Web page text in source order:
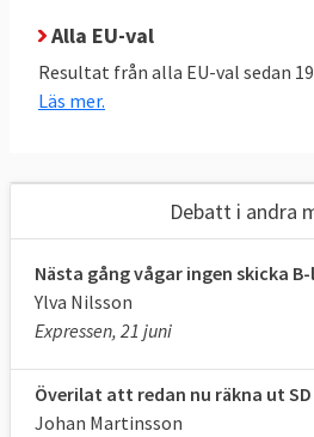
Alla EU-val
Resultat från alla EU-val sedan
Läs mer.
Debatt i andra
Nästa gång vågar ingen skicka
Ylva Nilsson
Expressen, 21 juni
Överilat att redan nu räkna ut
Johan Martinsson